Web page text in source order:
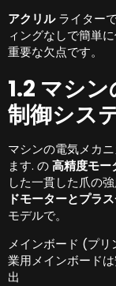
アクリルライター
ィングなしで簡単
重要な欠点です。
1.2 マシ
制御シス
マシンの電気メカ
ます. の高精度モー
した一貫した爪の
ドモーターとプラ
モデルで。
メインボード (プリ
業用メインボード
出